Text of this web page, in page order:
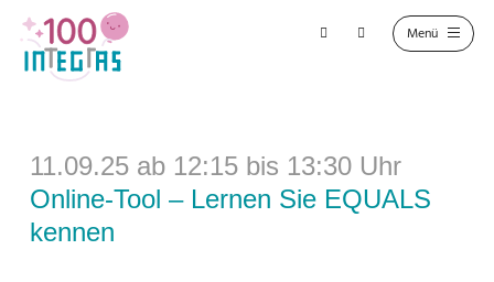
11.09.25 ab 12:15 bis 13:30 Uhr
Online-Tool – Lernen Sie EQUALS
kennen